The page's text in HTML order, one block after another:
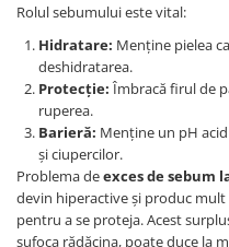
Rolul sebumului este vital:
Hidratare: Menține pielea
deshidratarea.
Protecție: Îmbracă firul de
ruperea.
Barieră: Menține un pH
și ciupercilor.
Problema deexces de sebum
devin hiperactive și produc
pentru a se proteja. Acest
sufoca rădăcina, poate duce la